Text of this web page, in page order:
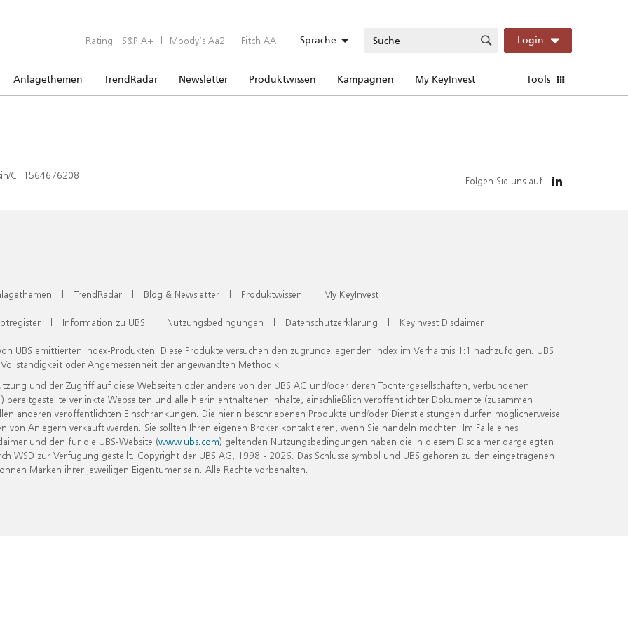
Rating: S&P A+ | Moody’s Aa2 | Fitch AA Sprache Login
Anlagethemen TrendRadar Newsletter Produktwissen Kampagnen My KeyInvest Tools
CH1564676208 Folgen Sie uns auf
| TrendRadar | Blog & Newsletter | Produktwissen | My KeyInvest
| Information zu UBS | Nutzungsbedingungen | Datenschutzerklärung | KeyInvest Disclaimer
UBS emittierten Index-Produkten. Diese Produkte versuchen den zugrundeliegenden Index im Verhältnis 1:1 nachzufolgen. UBS
oder Angemessenheit der angewandten Methodik.
und der Zugriff auf diese Webseiten oder andere von der UBS AG und/oder deren Tochtergesellschaften, verbundenen
verlinkte Webseiten und alle hierin enthaltenen Inhalte, einschließlich veröffentlichter Dokumente (zusammen
anderen veröffentlichten Einschränkungen. Die hierin beschriebenen Produkte und/oder Dienstleistungen dürfen möglicherweise
Anlegern verkauft werden. Sie sollten Ihren eigenen Broker kontaktieren, wenn Sie handeln möchten. Im Falle eines
und den für die UBS-Website (www.ubs.com) geltenden Nutzungsbedingungen haben die in diesem Disclaimer dargelegten
zur Verfügung gestellt. Copyright der UBS AG, 1998 - 2026. Das Schlüsselsymbol und UBS gehören zu den eingetragenen
Marken ihrer jeweiligen Eigentümer sein. Alle Rechte vorbehalten.